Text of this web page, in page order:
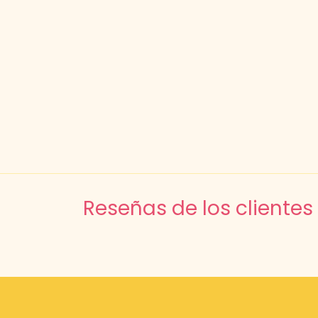
Reseñas de los clientes